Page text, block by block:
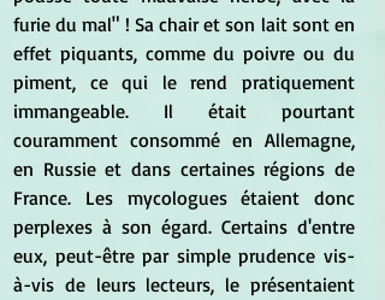
furie du mal" ! Sa chair et son lait sont en
effet piquants, comme du poivre ou du
piment, ce qui le rend pratiquement
immangeable. Il était pourtant
couramment consommé en Allemagne,
en Russie et dans certaines régions de
France. Les mycologues étaient donc
perplexes à son égard. Certains d'entre
eux, peut-être par simple prudence vis-
à-vis de leurs lecteurs, le présentaient